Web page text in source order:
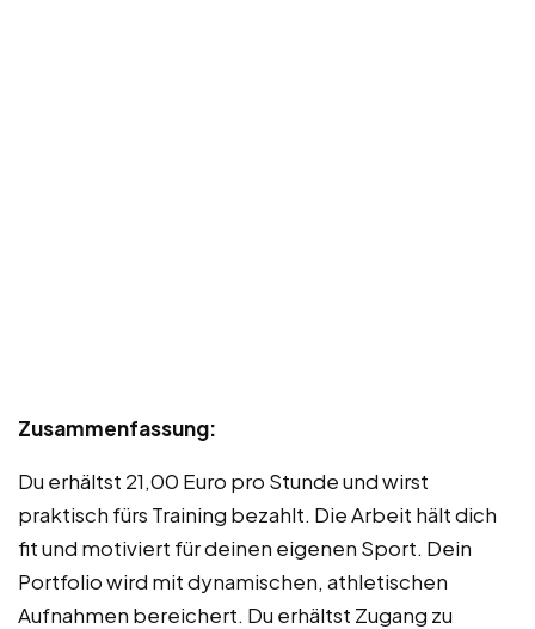
Zusammenfassung:
Du erhältst 21,00 Euro pro Stunde und wirst
praktisch fürs Training bezahlt. Die Arbeit hält dich
fit und motiviert für deinen eigenen Sport. Dein
Portfolio wird mit dynamischen, athletischen
Aufnahmen bereichert. Du erhältst Zugang zu